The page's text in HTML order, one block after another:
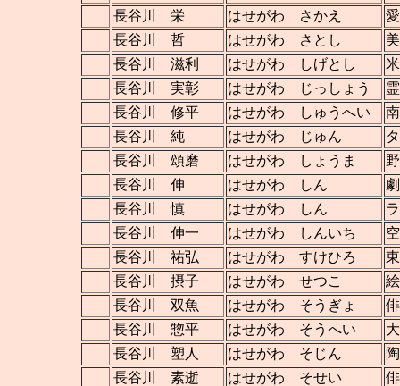
長谷川 栄
はせがわ さかえ
長谷川 哲
はせがわ さとし
長谷川 滋利
はせがわ しげとし
長谷川 実彰
はせがわ じっしょう
長谷川 修平
はせがわ しゅうへい
長谷川 純
はせがわ じゅん
長谷川 頌磨
はせがわ しょうま
長谷川 伸
はせがわ しん
長谷川 慎
はせがわ しん
長谷川 伸一
はせがわ しんいち
長谷川 祐弘
はせがわ すけひろ
長谷川 摂子
はせがわ せつこ
長谷川 双魚
はせがわ そうぎょ
長谷川 惣平
はせがわ そうへい
長谷川 塑人
はせがわ そじん
長谷川 素逝
はせがわ そせい